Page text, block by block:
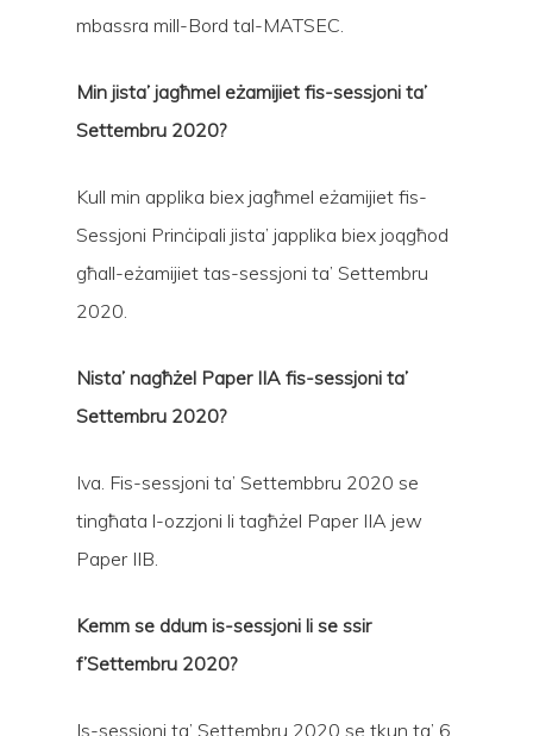
mbassra mill-Bord tal-MATSEC.
Min jista’ jagħmel eżamijiet fis-sessjoni ta’
Settembru 2020?
Kull min applika biex jagħmel eżamijiet fis-
Sessjoni Prinċipali jista’ japplika biex joqgħod
għall-eżamijiet tas-sessjoni ta’ Settembru
2020.
Nista’ nagħżel Paper IIA fis-sessjoni ta’
Settembru 2020?
Iva. Fis-sessjoni ta’ Settembbru 2020 se
tingħata l-ozzjoni li tagħżel Paper IIA jew
Paper IIB.
Kemm se ddum is-sessjoni li se ssir
f’Settembru 2020?
Is-sessjoni ta’ Settembru 2020 se tkun ta’ 6